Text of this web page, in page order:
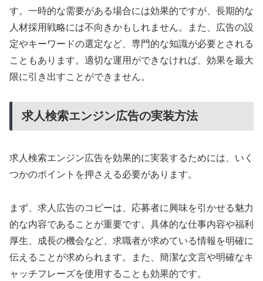
す。一時的な需要がある場合には効果的ですが、長期的な
人材採用戦略には不向きかもしれません。また、広告の設
定やキーワードの選定など、専門的な知識が必要とされる
こともあります。適切な運用ができなければ、効果を最大
限に引き出すことができません。
求人検索エンジン広告の実装方法
求人検索エンジン広告を効果的に実装するためには、いく
つかのポイントを押さえる必要があります。
まず、求人広告のコピーは、応募者に興味を引かせる魅力
的な内容であることが重要です。具体的な仕事内容や福利
厚生、成長の機会など、求職者が求めている情報を明確に
伝えることが求められます。また、簡潔な文言や明確なキ
ャッチフレーズを使用することも効果的です。